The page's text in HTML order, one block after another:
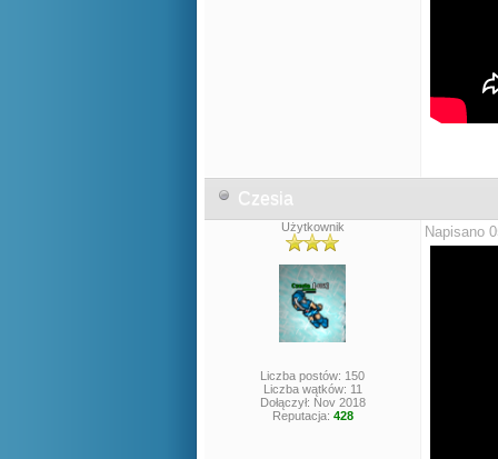
Czesia
Użytkownik
Liczba postów: 150
Liczba wątków: 11
Dołączył: Nov 2018
Reputacja: 428
Napisano